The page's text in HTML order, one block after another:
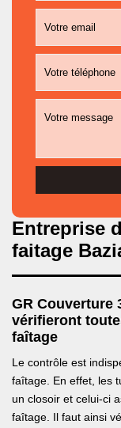
Entreprise
faitage
GR Couverture
vérifieront
faîtage
Le contrôle est
faîtage. En effet, les
un closoir et celui-ci
faîtage. Il faut ainsi